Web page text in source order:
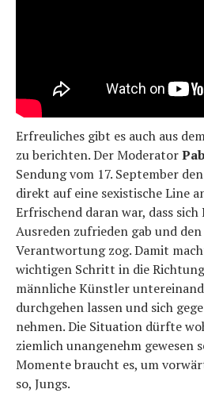
Erfreuliches gibt es auch aus
zu berichten. Der Moderator
Sendung vom 17. September
direkt auf eine sexistische Line
Erfrischend daran war, dass
Ausreden zufrieden gab und
Verantwortung zog. Damit
wichtigen Schritt in die
männliche Künstler
durchgehen lassen und sich
nehmen. Die Situation dürfte
ziemlich unangenehm gewesen
Momente braucht es, um
so, Jungs.